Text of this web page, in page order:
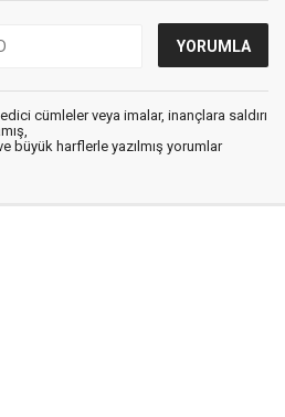
cümleler veya imalar, inançlara saldırı
büyük harflerle yazılmış yorumlar